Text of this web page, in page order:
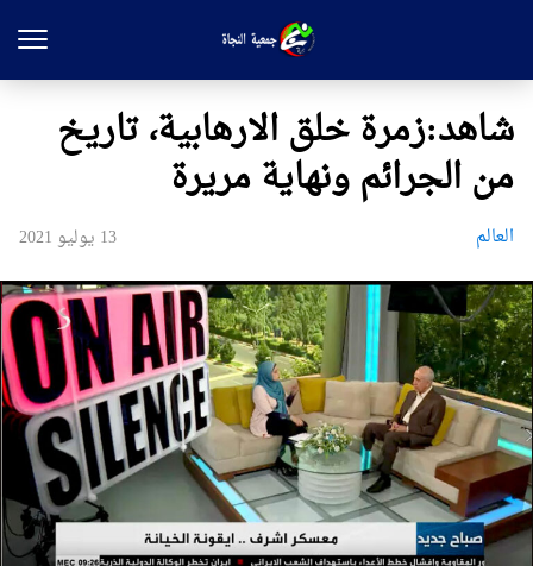
شاهد:زمرة خلق الارهابية، تاريخ
من الجرائم ونهاية مريرة
العالم 13 يوليو 2021